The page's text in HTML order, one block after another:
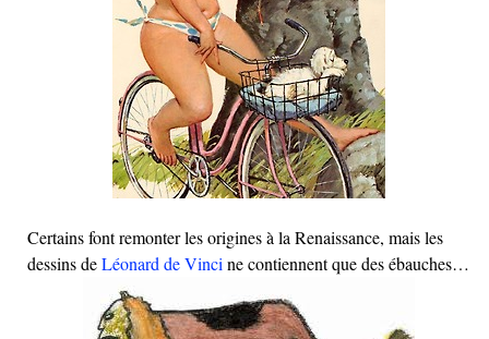
Certains font remonter les origines à la Renaissance, mais les
dessins deLéonard de Vinci ne contiennent que des ébauches…